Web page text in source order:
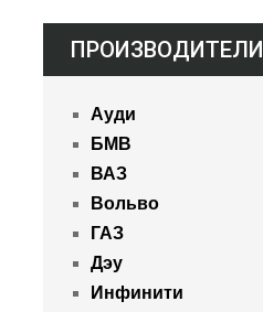
ПРОИЗВОДИТЕЛИ
Ауди
БМВ
ВАЗ
Вольво
ГАЗ
Дэу
Инфинити